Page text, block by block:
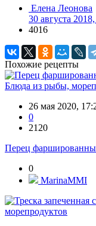
Елена Леонова
30 августа
4016
Похожие рецепты
Блюда из рыбы,
26 мая 2020,
0
2120
Перец
0
MarinaMMI
морепродуктов